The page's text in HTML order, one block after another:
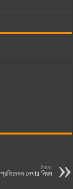
Next
প্রতিবেদন লেখার নিয়ম